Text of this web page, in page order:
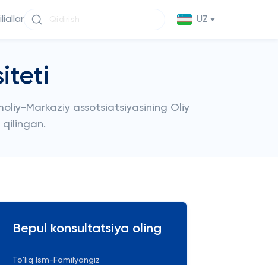
UZ
Markaziy assotsiatsiyasining Oliy
qilingan.
Bepul konsultatsiya oling
To'liq Ism-Familyangiz